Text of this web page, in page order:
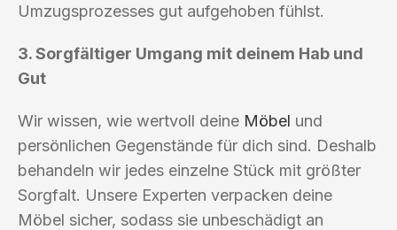
Umzugsprozesses gut aufgehoben fühlst.
3. Sorgfältiger Umgang mit deinem Hab und
Gut
Wir wissen, wie wertvoll deine Möbel und
persönlichen Gegenstände für dich sind. Deshalb
behandeln wir jedes einzelne Stück mit größter
Sorgfalt. Unsere Experten verpacken deine
Möbel sicher, sodass sie unbeschädigt an